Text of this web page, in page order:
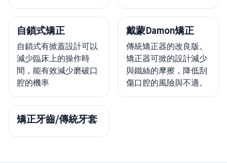
自鎖式矯正
自鎖式有掀蓋設計可以
減少臨床上的操作時
間，能有效減少磨破口
腔的機率
戴蒙Damon矯正
傳統矯正器的改良版。
矯正器可掀的設計減少
與鐵絲的摩擦，降低刮
傷口腔的風險與不適。
矯正牙齒/傳統牙套